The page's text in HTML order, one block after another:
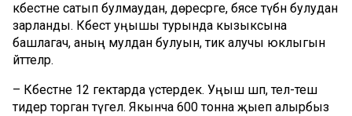
кәбестәне сатып булмаудан, дөресрәге, бәясе түбән булудан
зарланды. Кәбестә уңышы турында кызыксына
башлагач, аның мулдан булуын, тик алучы юклыгын
әйттеләр.
– Кәбестәне 12 гектарда үстердек. Уңыш шәп, тел-теш
тидерә торган түгел. Якынча 600 тонна җыеп алырбыз